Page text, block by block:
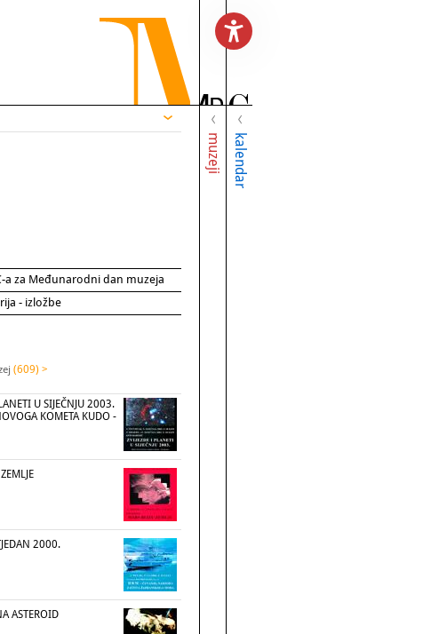
muzeji kalendar
a za Međunarodni dan muzeja
- izložbe
(609) >
U SIJEČNJU 2003.
KOMETA KUDO -
2000.
ASTEROID